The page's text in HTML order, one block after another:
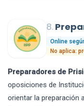
8.
Online
No aplica:
Preparadores de
oposiciones de
orientar la preparación